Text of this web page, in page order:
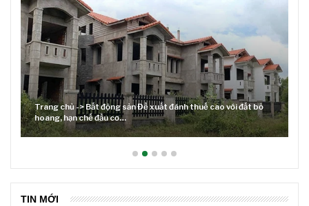
Trang chủ -> Bất động sản Đề xuất đánh thuế cao với đất bỏ
hoang, hạn chế đầu cơ…
TIN MỚI